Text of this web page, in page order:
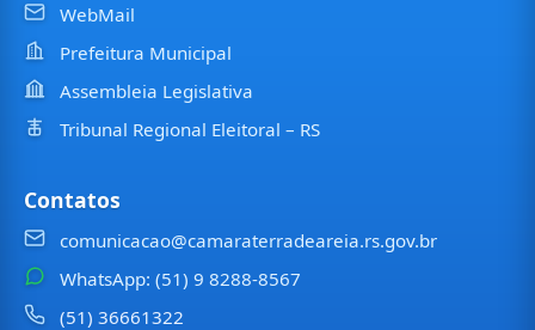
WebMail
Prefeitura Municipal
Assembleia Legislativa
Tribunal Regional Eleitoral – RS
Contatos
comunicacao@camaraterradeareia.rs.gov.br
WhatsApp: (51) 9 8288-8567
(51) 36661322